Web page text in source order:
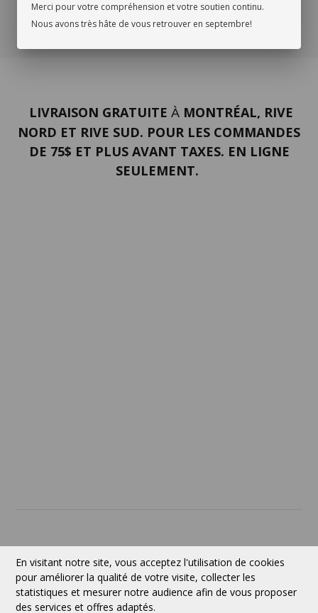
LIVRAISON GRATUITE ÀMONTRÉAL, RIVE
NORD ET RIVE SUD. POUR LES COMMANDES
DE 75$ ET PLUS AVANT TAXES. EN LIGNE
SEULEMENT.
Merci pour votre compréhension et votre soutien continu.
Nous avons très hâte de vous retrouver en septembre!
En visitant notre site, vous acceptez l'utilisation de cookies
pour améliorer la qualité de votre visite, collecter les
statistiques et mesurer notre audience afin de vous proposer
des services et offres adaptés.